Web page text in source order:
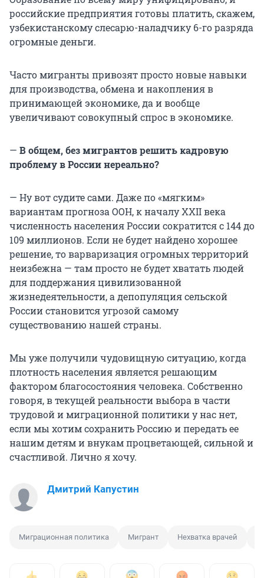
российские предприятия готовы платить, скажем,
узбекистанскому слесарю-наладчику 6-го разряда
огромные деньги.
Часто мигранты привозят просто новые навыки
для производства, обмена и накопления в
принимающей экономике, да и вообще
увеличивают совокупный спрос в экономике.
— В общем, без мигрантов решить кадровую
проблему в России нереально?
— Ну вот судите сами. Даже по «мягким»
вариантам прогноза ООН, к началу XXII века
численность населения России сократится с 144 до
109 миллионов. Если не будет найдено хорошее
решение, то варваризация огромных территорий
неизбежна — там просто не будет хватать людей
для поддержания цивилизованной
жизнедеятельности, а депопуляция сельской
России становится угрозой самому
существованию нашей страны.
Мы уже получили чудовищную ситуацию, когда
плотность населения является решающим
фактором благосостояния человека. Собственно
говоря, в текущей реальности выбора в части
трудовой и миграционной политики у нас нет,
если мы хотим сохранить Россию и передать ее
нашим детям и внукам процветающей, сильной и
счастливой. Лично я хочу.
Дмитрий Капустин
Миграционная политика Мигрант Нехватка врачей